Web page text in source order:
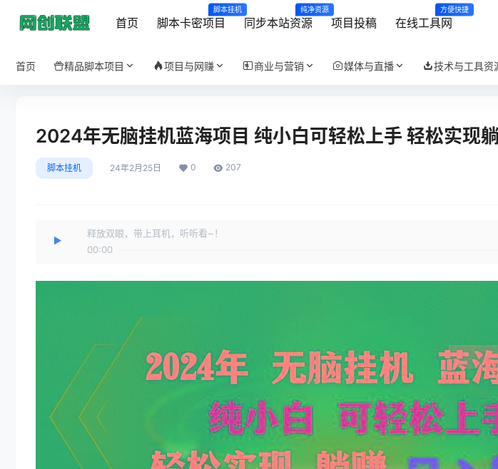
首页 脚本卡密项目
脚本挂机
同步本站资源
纯净资源
项目投稿 在线工具网
方便快捷
首页 精品脚本项目 项目与网赚 商业与营销 媒体与直播 技术与工具资
2024年无脑挂机蓝海项目 纯小白可轻松上手 轻松实现
脚本挂机 24年2月25日 0 207
释放双眼，带上耳机，听听看~！
00:00